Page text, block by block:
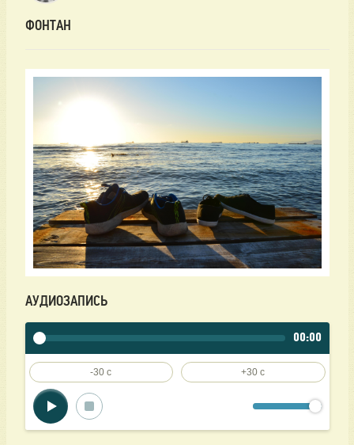
ФОНТАН
АУДИОЗАПИСЬ
00:00
-30 c +30 c